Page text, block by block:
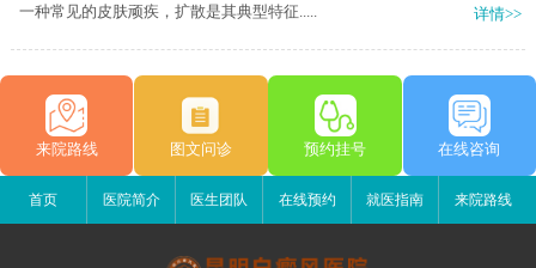
一种常见的皮肤顽疾，扩散是其典型特征.....
详情>>
来院路线 图文问诊 预约挂号 在线咨询
首页 医院简介 医生团队 在线预约 就医指南 来院路线